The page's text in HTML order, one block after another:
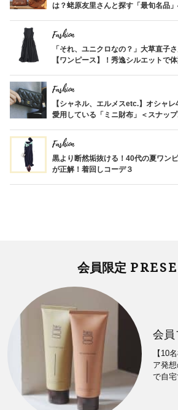
は？蛯原友里さんと探す「最旬名品
Fashion
「それ、ユニクロなの？」大草直子
【ワンピース】！秀逸シルエットで
Fashion
【シャネル、エルメスetc.】オシャ
愛用している「ミニ財布」＜スナッ
Fashion
黒より断然垢抜ける！40代の夏ワンピ
が正解！着回しコーデ３
会員限定
会員
【10
ア発
で自宅